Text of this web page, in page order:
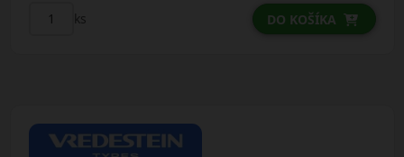
ks DO KOŠÍKA